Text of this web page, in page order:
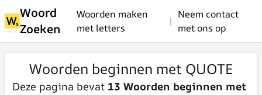
Woord
Zoeken
Woorden maken
met letters
|
Neem contact
met ons op
Woorden beginnen met QUOTE
Deze pagina bevat 13 Woorden beginnen met